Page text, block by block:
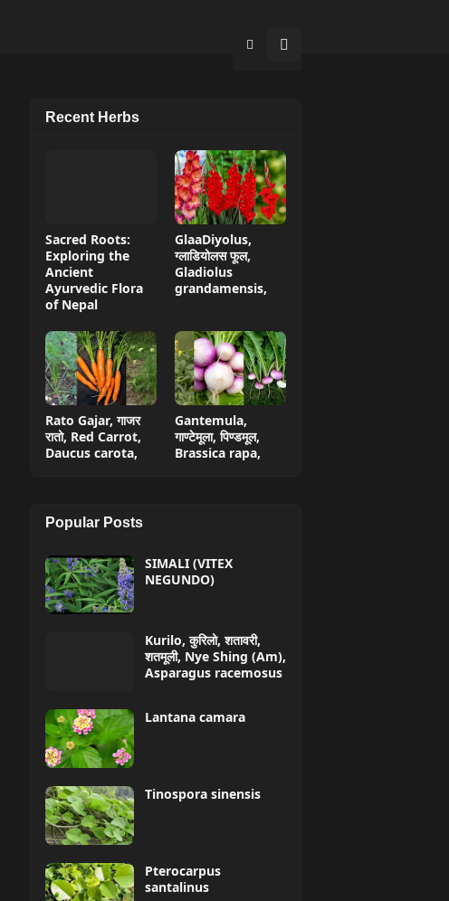
Recent Herbs
Sacred Roots:
Exploring the
Ancient
Ayurvedic Flora
of Nepal
GlaaDiyolus,
ग्लाडियोलस फूल,
Gladiolus
grandamensis,
Rato Gajar, गाजर
रातो, Red Carrot,
Daucus carota,
Gantemula,
गाण्टेमूला, पिण्डमूल,
Brassica rapa,
Popular Posts
SIMALI (VITEX
NEGUNDO)
Kurilo, कुरिलो, शतावरी,
शतमूली, Nye Shing (Am),
Asparagus racemosus
Lantana camara
Tinospora sinensis
Pterocarpus
santalinus